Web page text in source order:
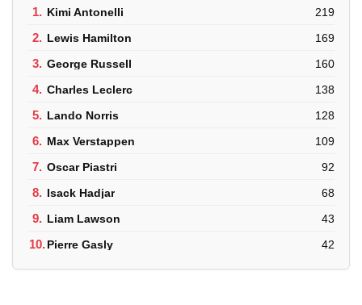
1. Kimi Antonelli 219
2. Lewis Hamilton 169
3. George Russell 160
4. Charles Leclerc 138
5. Lando Norris 128
6. Max Verstappen 109
7. Oscar Piastri 92
8. Isack Hadjar 68
9. Liam Lawson 43
10.Pierre Gasly 42